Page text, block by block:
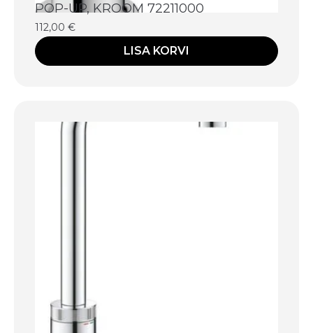
POP-UP, KROOM 72211000
112,00 €
LISA KORVI